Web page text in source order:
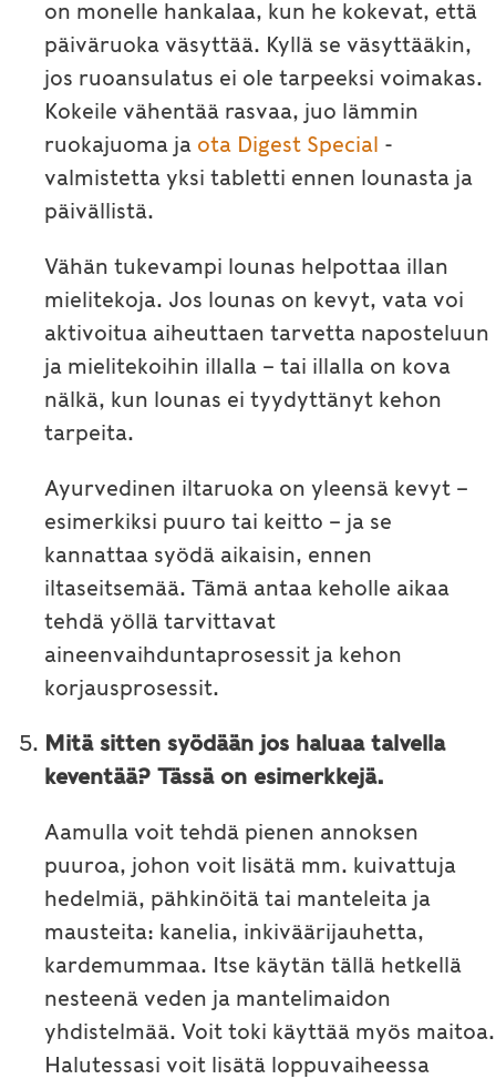
on monelle hankalaa, kun he kokevat, että
päiväruoka väsyttää. Kyllä se väsyttääkin,
jos ruoansulatus ei ole tarpeeksi voimakas.
Kokeile vähentää rasvaa, juo lämmin
ruokajuoma ja ota Digest Special -
valmistetta yksi tabletti ennen lounasta ja
päivällistä.
Vähän tukevampi lounas helpottaa illan
mielitekoja. Jos lounas on kevyt, vata voi
aktivoitua aiheuttaen tarvetta naposteluun
ja mielitekoihin illalla – tai illalla on kova
nälkä, kun lounas ei tyydyttänyt kehon
tarpeita.
Ayurvedinen iltaruoka on yleensä kevyt –
esimerkiksi puuro tai keitto – ja se
kannattaa syödä aikaisin, ennen
iltaseitsemää. Tämä antaa keholle aikaa
tehdä yöllä tarvittavat
aineenvaihduntaprosessit ja kehon
korjausprosessit.
Mitä sitten syödään jos haluaa talvella
keventää? Tässä on esimerkkejä.
Aamulla voit tehdä pienen annoksen
puuroa, johon voit lisätä mm. kuivattuja
hedelmiä, pähkinöitä tai manteleita ja
mausteita: kanelia, inkiväärijauhetta,
kardemummaa. Itse käytän tällä hetkellä
nesteenä veden ja mantelimaidon
yhdistelmää. Voit toki käyttää myös maitoa.
Halutessasi voit lisätä loppuvaiheessa